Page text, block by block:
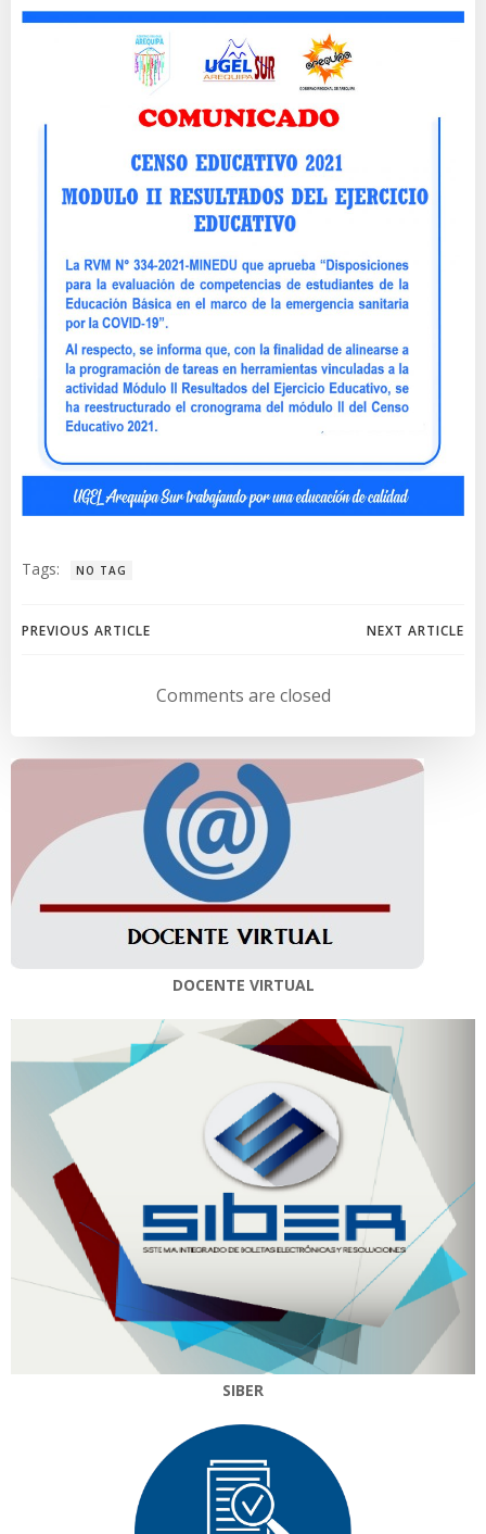
Tags: NO TAG
Navegación
entradas
PREVIOUS ARTICLE
Navegación
de
entradas
NEXT ARTICLE
Comments are closed
DOCENTE VIRTUAL
SIBER